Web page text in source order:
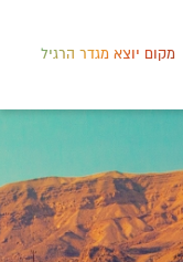
מקום יוצא מגדר הרגיל